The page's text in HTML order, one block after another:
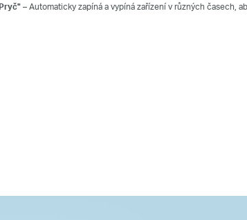
– Automaticky zapíná a vypíná zařízení v různých časech,